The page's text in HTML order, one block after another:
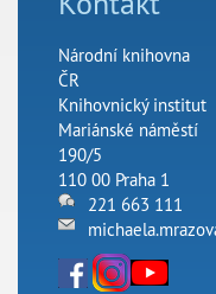
Národní knihovna
ČR
Knihovnický institut
Mariánské náměstí
190/5
110 00 Praha 1
221 663 111